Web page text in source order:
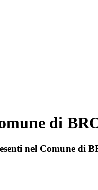
di
nel Comune di